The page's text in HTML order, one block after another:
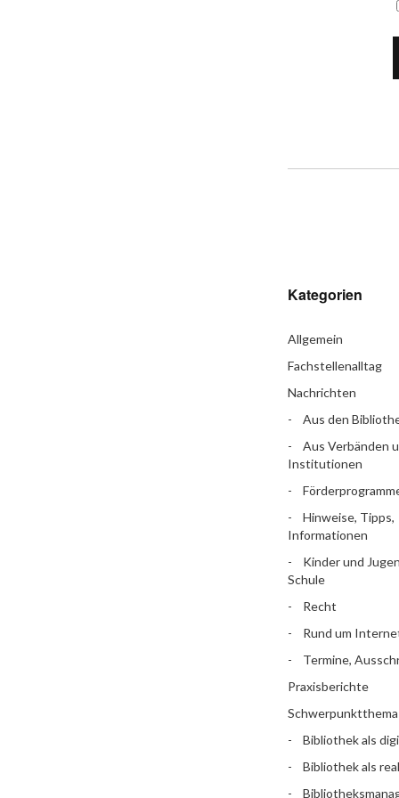
Kategorien
Allgemein
Fachstellenalltag
Nachrichten
Aus den
Aus Verbänden
Institutionen
Hinweise, Tipps,
Informationen
Kinder und
Schule
Recht
Rund um
Termine,
Praxisberichte
Schwerpunktthema
Bibliothek als
Bibliothek als